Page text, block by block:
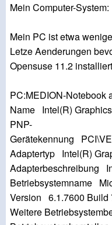
Mein Computer-System:
Mein PC ist etwa
Letze Aenderungen
Opensuse 11.2
PC:MEDION-Notebook
Name Intel(R)
PNP-
Gerätekennung
Adaptertyp Intel(R)
Adapterbeschreibung
Betriebsystemname
Version 6.1.7600 Build
Weitere